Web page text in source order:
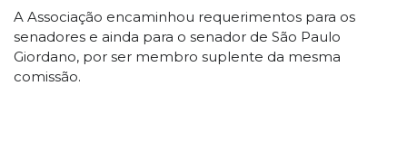
A Associação encaminhou requerimentos para os
senadores e ainda para o senador de São Paulo
Giordano, por ser membro suplente da mesma
comissão.